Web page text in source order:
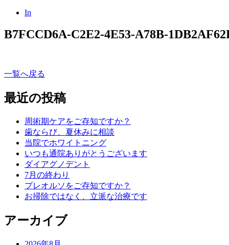
In
B7FCCD6A-C2E2-4E53-A78B-
一覧へ戻る
最近の投稿
周術期ケアをご存知ですか？
歯ならび、夏休みに相談
当院でホワイトニング
いつも通院ありがとうございます
ダイアグノデント
7月の終わり
プレオルソをご存知ですか？
お掃除ではなく、立派な治療です
アーカイブ